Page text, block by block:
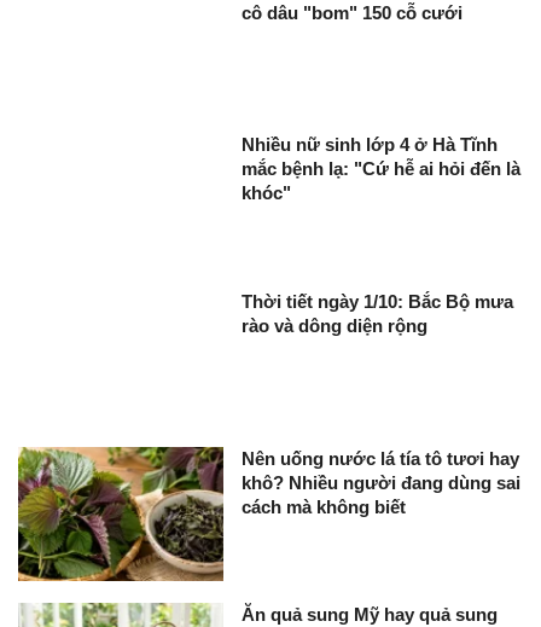
cô dâu "bom" 150 cỗ cưới
Nhiều nữ sinh lớp 4 ở Hà Tĩnh
mắc bệnh lạ: "Cứ hễ ai hỏi đến là
khóc"
Thời tiết ngày 1/10: Bắc Bộ mưa
rào và dông diện rộng
Nên uống nước lá tía tô tươi hay
khô? Nhiều người đang dùng sai
cách mà không biết
Ăn quả sung Mỹ hay quả sung